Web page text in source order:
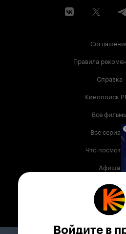
Правила
Справка
Кинопоиск
Все
Все
Что
Афиша
Музыка
Войдите в